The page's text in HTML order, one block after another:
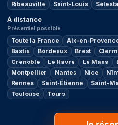
Ribeauvillé
Saint-Louis
À distance
Présentiel possible
Toute la France Aix-en-
Bastia
Bordeaux Brest
Grenoble
Le Havre Le Mans
Montpellier
Nantes Nice
Rennes
Saint-Étienne Saint-
Toulouse
Tours